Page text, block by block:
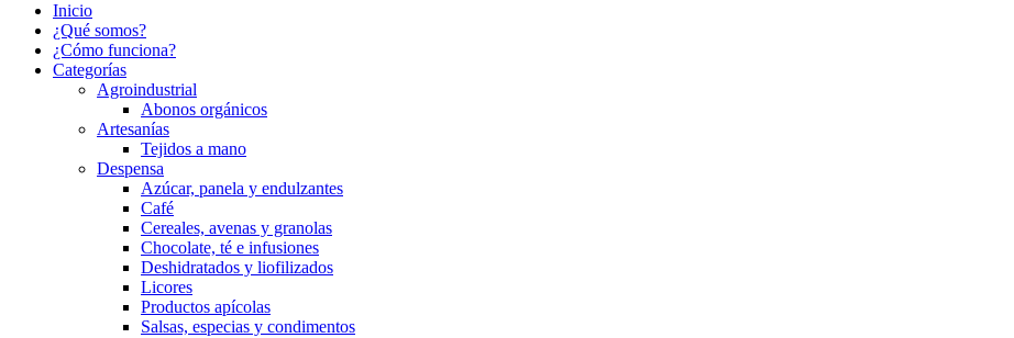
Inicio
¿Qué somos?
¿Cómo funciona?
Categorías
Agroindustrial
Abonos orgánicos
Artesanías
Tejidos a mano
Despensa
Azúcar, panela y endulzantes
Café
Cereales, avenas y granolas
Chocolate, té e infusiones
Deshidratados y liofilizados
Licores
Productos apícolas
Salsas, especias y condimentos